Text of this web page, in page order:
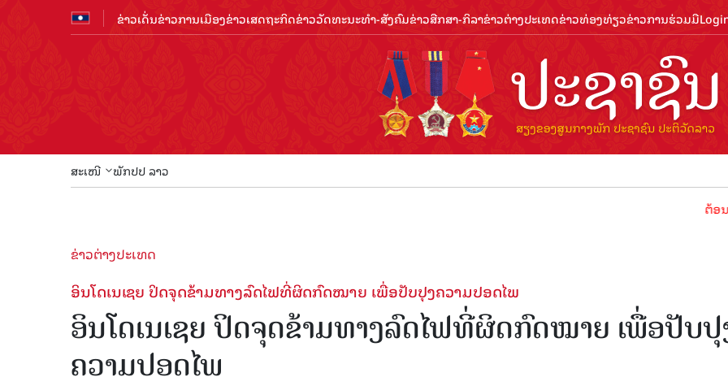
ຂ່າວເດັ່ນຂ່າວການເມືອງຂ່າວເສດຖະກິດຂ່າວວັດທະນະທຳ-ສັງຄົມຂ່າວສືກສາ-ກິລາຂ່າວຕ່າງປະເທດຂ່າວທ່ອງທ່ຽວຂ່າວການຮ່ວມມື
ສະເໜີ ພັກປປ ລາວ
ຕ້ອນຮັບປີທ່
ຂ່າວຕ່າງປະເທດ
ອິນໂດເນເຊຍ ປິດຈຸດຂ້າມທາງລົດໄຟທີ່ຜິດກົດໝາຍ ເພື່ອປັບປຸງຄວາມປອດໄພ
ອິນໂດເນເຊຍ ປິດຈຸດຂ້າມທາງລົດໄຟທີ່ຜິດກົດໝາຍ ເພື່ອປັບ
ຄວາມປອດໄພ